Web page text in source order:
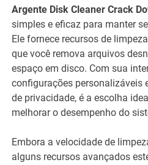
Argente Disk Cleaner Crack
simples e eficaz para manter
Ele fornece recursos de
que você remova arquivos
espaço em disco. Com sua
configurações personalizáveis
de privacidade, é a escolha
melhorar o desempenho do
Embora a velocidade de
alguns recursos avançados